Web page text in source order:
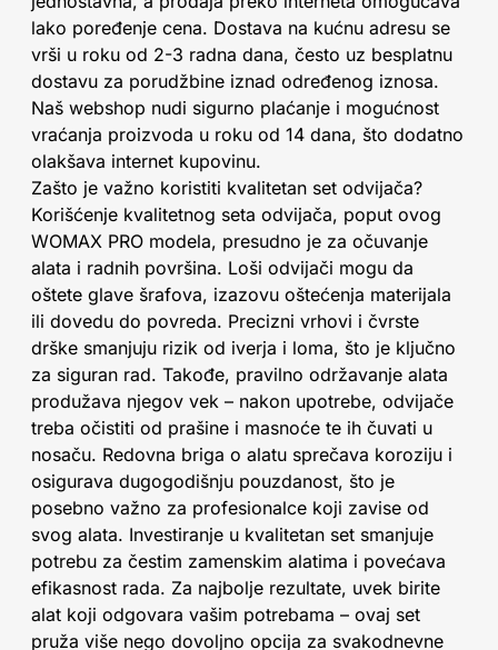
lako poređenje cena. Dostava na kućnu adresu se
vrši u roku od 2-3 radna dana, često uz besplatnu
dostavu za porudžbine iznad određenog iznosa.
Naš webshop nudi sigurno plaćanje i mogućnost
vraćanja proizvoda u roku od 14 dana, što dodatno
olakšava internet kupovinu.
Zašto je važno koristiti kvalitetan set odvijača?
Korišćenje kvalitetnog seta odvijača, poput ovog
WOMAX PRO modela, presudno je za očuvanje
alata i radnih površina. Loši odvijači mogu da
oštete glave šrafova, izazovu oštećenja materijala
ili dovedu do povreda. Precizni vrhovi i čvrste
drške smanjuju rizik od iverja i loma, što je ključno
za siguran rad. Takođe, pravilno održavanje alata
produžava njegov vek – nakon upotrebe, odvijače
treba očistiti od prašine i masnoće te ih čuvati u
nosaču. Redovna briga o alatu sprečava koroziju i
osigurava dugogodišnju pouzdanost, što je
posebno važno za profesionalce koji zavise od
svog alata. Investiranje u kvalitetan set smanjuje
potrebu za čestim zamenskim alatima i povećava
efikasnost rada. Za najbolje rezultate, uvek birite
alat koji odgovara vašim potrebama – ovaj set
pruža više nego dovoljno opcija za svakodnevne